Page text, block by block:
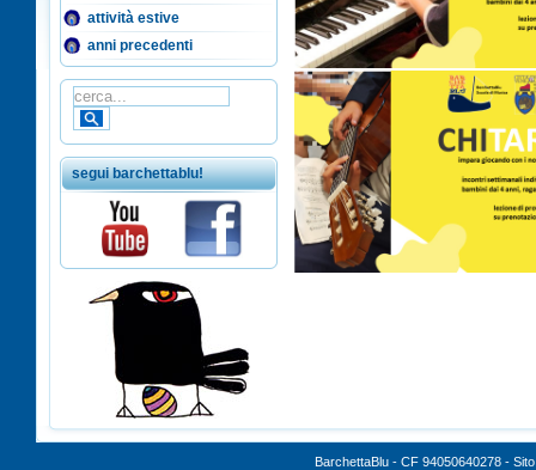
attività estive
anni precedenti
segui barchettablu!
BarchettaBlu - CF 94050640278 -